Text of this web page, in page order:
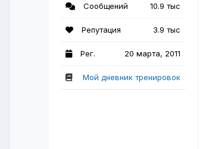
Сообщений 10.9 тыс
Репутация 3.9 тыс
Рег. 20 марта, 2011
Мой дневник тренировок